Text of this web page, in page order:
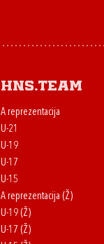
HNS.team
A reprezentacija
U-21
U-19
U-17
U-15
A reprezentacija (Ž)
U-19 (Ž)
U-17 (Ž)